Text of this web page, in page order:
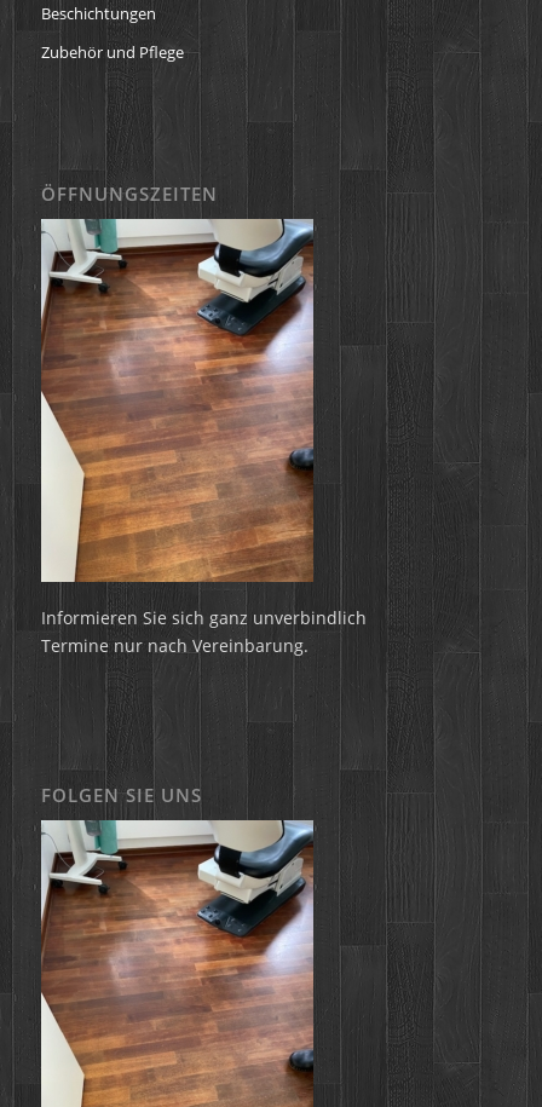
Beschichtungen
Zubehör und Pflege
ÖFFNUNGSZEITEN
Informieren Sie sich ganz unverbindlich
Termine nur nach Vereinbarung.
FOLGEN SIE UNS